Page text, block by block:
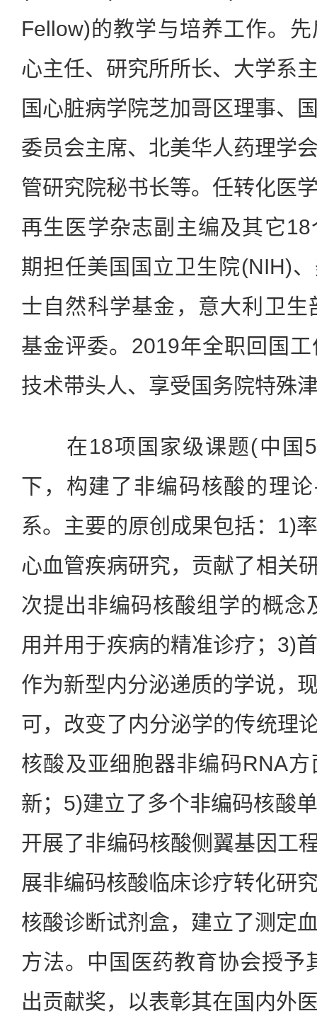
Fellow)的教学与培养工作。
心主任、研究所所长、大学系
国心脏病学院芝加哥区理事、
委员会主席、北美华人药理学
管研究院秘书长等。任转化医
再生医学杂志副主编及其它
期担任美国国立卫生院(NIH)
士自然科学基金，意大利卫
基金评委。2019年全职回国
技术带头人、享受国务院特殊
在18项国家级课题(中国5
下，构建了非编码核酸的理
系。主要的原创成果包括：1)
心血管疾病研究，贡献了相关
次提出非编码核酸组学的概念
用并用于疾病的精准诊疗；3)
作为新型内分泌递质的学说，
可，改变了内分泌学的传统理
核酸及亚细胞器非编码RNA
新；5)建立了多个非编码核酸
开展了非编码核酸侧翼基因工
展非编码核酸临床诊疗转化研
核酸诊断试剂盒，建立了测定
方法。中国医药教育协会授予
出贡献奖，以表彰其在国内外